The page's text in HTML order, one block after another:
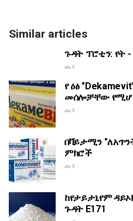
Similar articles
ጉዳት ፕሮቲን: የት -
ጤና
የ ዕፅ
መሰሎቻቸው
ጤና
በቫይታሚን
ምክሮች
ጤና
ከየታይታኒየም
ጉዳት E171